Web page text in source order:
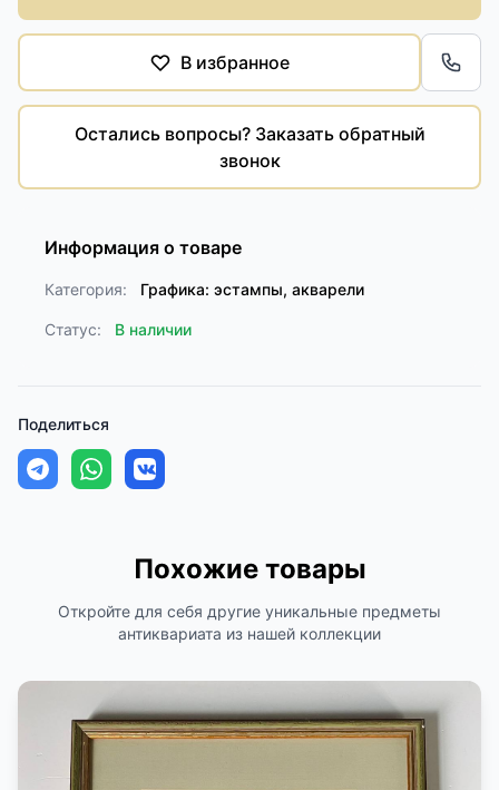
В избранное
Остались вопросы? Заказать обратный
звонок
Информация о товаре
Категория: Графика: эстампы, акварели
Статус: В наличии
Поделиться
Похожие товары
Откройте для себя другие уникальные предметы
антиквариата из нашей коллекции